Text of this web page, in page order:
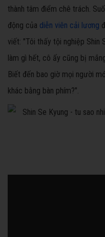
thành tâm điểm chê trách.
động của diễn viên cải lương
viết: "Tôi thấy tội nghiệp Shin
làm gì hết, cô ấy cũng bị
Biết đến bao giờ mọi người
khác bằng bàn phím?".